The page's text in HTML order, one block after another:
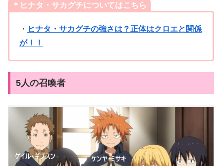
＊ヒナタ・サカグチについてはこちら
・ ヒナタ・サカグチの強さは？正体はクロエと関係
が！！
5人の召喚者